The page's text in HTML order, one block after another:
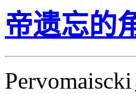
帝遗忘的